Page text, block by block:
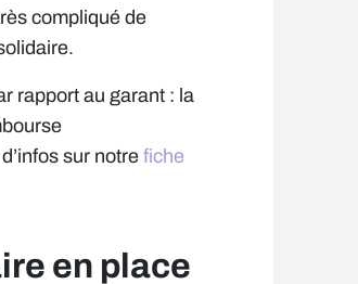
compliqué de
rapport au garant : la
sur notre fiche
en place